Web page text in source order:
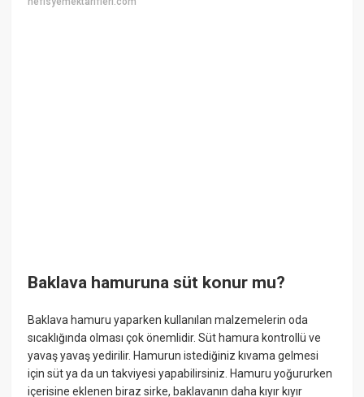
Baklava hamuruna süt konur mu?
Baklava hamuru yaparken kullanılan malzemelerin oda
sıcaklığında olması çok önemlidir. Süt hamura kontrollü ve
yavaş yavaş yedirilir. Hamurun istediğiniz kıvama gelmesi
için süt ya da un takviyesi yapabilirsiniz. Hamuru yoğururken
içerisine eklenen biraz sirke, baklavanın daha kıyır kıyır